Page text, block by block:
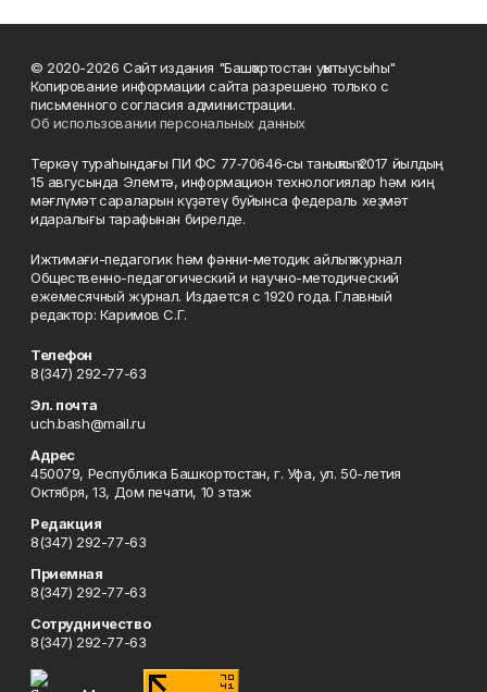
© 2020-2026 Сайт издания "Башҡортостан уҡытыусыһы"
Копирование информации сайта разрешено только с
письменного согласия администрации.
Об использовании персональных данных
Теркәү тураһындағы ПИ ФС 77‑70646‑сы таныҡлыҡ 2017 йылдың
15 авгусында Элемтә, информацион технологиялар һәм киң
мәғлүмәт сараларын күҙәтеү буйынса федераль хеҙмәт
идаралығы тарафынан бирелде.
Ижтимағи-педагогик һәм фәнни-методик айлыҡ журнал
Общественно-педагогический и научно-методический
ежемесячный журнал. Издается с 1920 года. Главный
редактор: Каримов С.Г.
Телефон
8(347) 292-77-63
Эл. почта
uch.bash@mail.ru
Адрес
450079, Республика Башкортостан, г. Уфа, ул. 50-летия
Октября, 13, Дом печати, 10 этаж
Редакция
8(347) 292-77-63
Приемная
8(347) 292-77-63
Сотрудничество
8(347) 292-77-63